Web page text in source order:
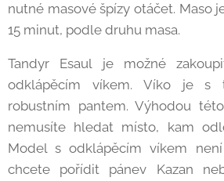
nutné masové špízy otáčet. Maso
15 minut, podle druhu masa.
Tandyr Esaul je možné
odklápěcím víkem. Víko je s
robustním pantem. Výhodou
nemusíte hledat místo, kam
Model s odklápěcím víkem
chcete pořídit pánev Kazan